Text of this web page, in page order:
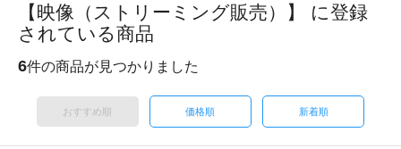
【映像（ストリーミング販売）】 に登録
されている商品
6件の商品が見つかりました
おすすめ順 価格順 新着順